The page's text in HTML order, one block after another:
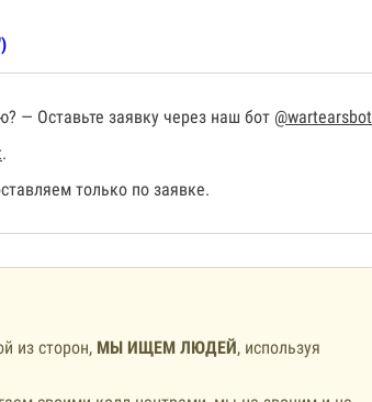
— Оставьте заявку через наш бот @wartearsbot
.
только по заявке.
из сторон, МЫ ИЩЕМ ЛЮДЕЙ, используя